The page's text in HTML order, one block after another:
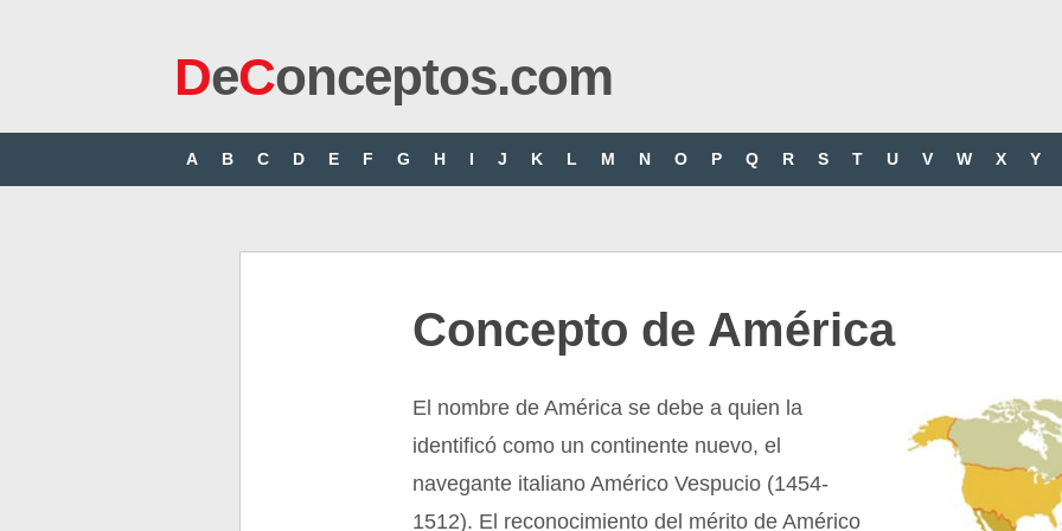
DeConceptos.com
A B C D E F G H I J K L M N O P Q R S T U V W X Y
Concepto de América
El nombre de América se debe a quien la
identificó como un continente nuevo, el
navegante italiano Américo Vespucio (1454-
1512). El reconocimiento del mérito de Américo